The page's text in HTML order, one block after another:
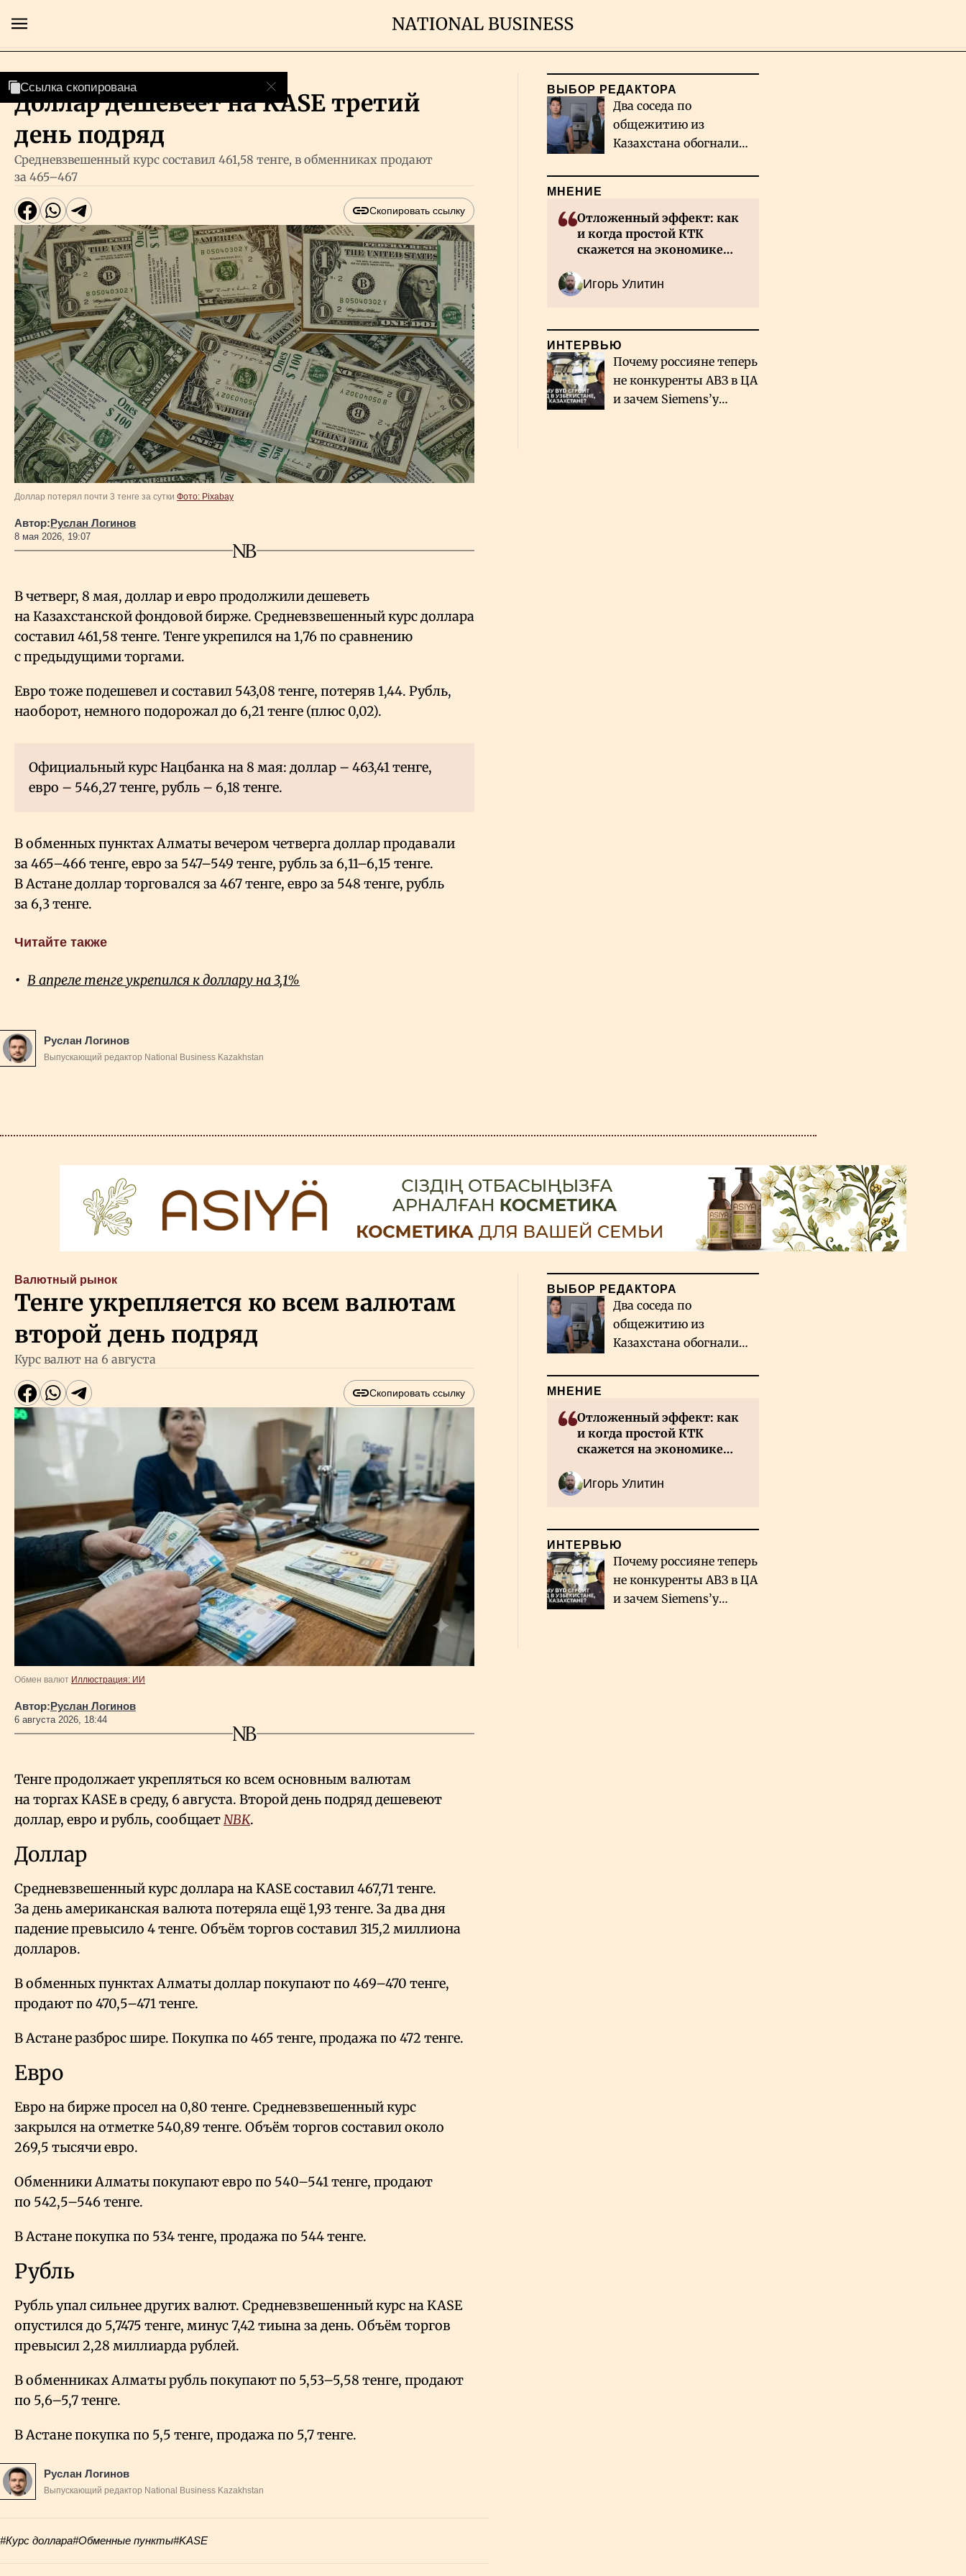
Главная
Экономика
Рынки
Технологии
Власть
Геополитика
Исследования
Люди
Life & Arts
О нас
Все новости
Валютный рынок
Доллар дешевеет на KASE третий
день подряд
Средневзвешенный курс составил 461,58 тенге, в обменниках продают
за 465–467
Скопировать ссылку
Ссылка скопирована
Доллар потерял почти 3 тенге за сутки Фото: Pixabay
Автор: Руслан Логинов
8 мая 2026, 19:07
В четверг, 8 мая, доллар и евро продолжили дешеветь
на Казахстанской фондовой бирже. Средневзвешенный курс доллара
составил 461,58 тенге. Тенге укрепился на 1,76 по сравнению
с предыдущими торгами.
Евро тоже подешевел и составил 543,08 тенге, потеряв 1,44. Рубль,
наоборот, немного подорожал до 6,21 тенге (плюс 0,02).
Официальный курс Нацбанка на 8 мая: доллар – 463,41 тенге,
евро – 546,27 тенге, рубль – 6,18 тенге.
В обменных пунктах Алматы вечером четверга доллар продавали
за 465–466 тенге, евро за 547–549 тенге, рубль за 6,11–6,15 тенге.
В Астане доллар торговался за 467 тенге, евро за 548 тенге, рубль
за 6,3 тенге.
Читайте также
В апреле тенге укрепился к доллару на 3,1%
Руслан Логинов
Выпускающий редактор National Business Kazakhstan
ВЫБОР РЕДАКТОРА
Два соседа по
общежитию из
Казахстана обогнали
МНЕНИЕ
Отложенный эффект: как
и когда простой КТК
скажется на экономике
Игорь Улитин
ИНТЕРВЬЮ
Почему россияне теперь
не конкуренты АВЗ в ЦА
и зачем Siemens’у
Валютный рынок
Тенге укрепляется ко всем валютам
второй день подряд
Курс валют на 6 августа
Скопировать ссылку
Ссылка скопирована
Обмен валют Иллюстрация: ИИ
Автор:Руслан Логинов
6 августа 2026, 18:44
Тенге продолжает укрепляться ко всем основным валютам
на торгах KASE в среду, 6 августа. Второй день подряд дешевеют
доллар, евро и рубль, сообщаетNBK.
Доллар
Средневзвешенный курс доллара на KASE составил 467,71 тенге.
За день американская валюта потеряла ещё 1,93 тенге. За два дня
падение превысило 4 тенге. Объём торгов составил 315,2 миллиона
долларов.
В обменных пунктах Алматы доллар покупают по 469–470 тенге,
продают по 470,5–471 тенге.
В Астане разброс шире. Покупка по 465 тенге, продажа по 472 тенге.
Евро
Евро на бирже просел на 0,80 тенге. Средневзвешенный курс
закрылся на отметке 540,89 тенге. Объём торгов составил около
269,5 тысячи евро.
Обменники Алматы покупают евро по 540–541 тенге, продают
по 542,5–546 тенге.
В Астане покупка по 534 тенге, продажа по 544 тенге.
Рубль
Рубль упал сильнее других валют. Средневзвешенный курс на KASE
опустился до 5,7475 тенге, минус 7,42 тиына за день. Объём торгов
превысил 2,28 миллиарда рублей.
В обменниках Алматы рубль покупают по 5,53–5,58 тенге, продают
по 5,6–5,7 тенге.
В Астане покупка по 5,5 тенге, продажа по 5,7 тенге.
Руслан Логинов
Выпускающий редактор National Business Kazakhstan
#Курс доллара#Обменные пункты#KASE
ВЫБОР РЕДАКТОРА
Два соседа по
общежитию из
Казахстана обогнали
МНЕНИЕ
Отложенный эффект: как
и когда простой КТК
скажется на экономике
Игорь Улитин
ИНТЕРВЬЮ
Почему россияне теперь
не конкуренты АВЗ в ЦА
и зачем Siemens’у